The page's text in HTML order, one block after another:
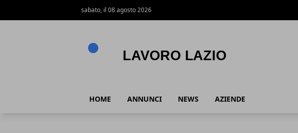
sabato, il 08 agosto 2026
HOME ANNUNCI NEWS AZIENDE